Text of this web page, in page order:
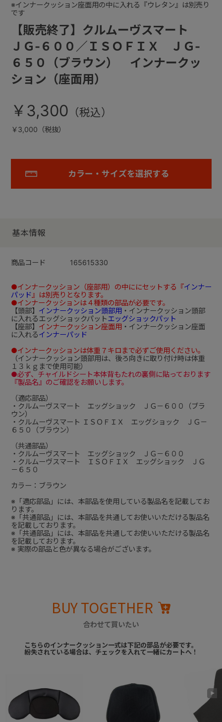
【販売終了】クルムーヴスマート
ＪＧ-６００／ＩＳＯＦＩＸ ＪＧ-
６５０（ブラウン） インナークッ
ション（座面用）
※インナークッション座面用の中に入れる『ウレタン』は別売り
です
￥3,300
￥3,000（税抜）
カラー・サイズを選択する
基本情報
商品コード 165615330
●インナークッション（座部用）の中ににセットする『インナー
パッド 』は別売りとなります。
●インナークッションは４種類の部品が必要です。
【頭部】 インナークッション頭部用・インナークッション頭部
に入れるエッグショックパットエッグショックパット
【座部】 インナークッション座面用・インナークッション座面
に入れるインナーパッド
●インナークッションは体重７キロまで必ずご使用ください。
（インナークッション頭部用は、後ろ向きに取り付け時は体重
１３ｋｇまで使用可能）
●必ず、チャイルドシート本体背もたれの裏側に貼っております
『製品名』のご確認をお願いします。
（適応部品）
・クルムーヴスマート エッグショック ＪＧ－６００（ブラ
ウン）
・クルムーヴスマート ＩＳＯＦＩＸ エッグショック ＪＧ－
６５０（ブラウン）
（共通部品）
・クルムーヴスマート エッグショック ＪＧ－６００
・クルムーヴスマート ＩＳＯＦＩＸ エッグショック ＪＧ
－６５０
カラー：ブラウン
※「適応部品」には、本部品を使用している製品名を記載してお
ります。
※「共通部品」には、本部品を共通してお使いいただける製品名
を記載しております。
※「共通部品」には、本部品を共通してお使いいただける製品名
を記載しております。
※ 実際の部品と色が異なる場合がございます。
BUY TOGETHER
合わせて買いたい
こちらのインナークッション一式は下記の部品が必要です。
紛失されている場合は、チェックを入れて一緒にカートへ！